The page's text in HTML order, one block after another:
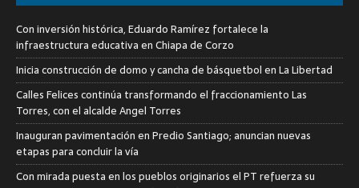
Con inversión histórica, Eduardo Ramírez fortalece la
infraestructura educativa en Chiapa de Corzo
Inicia construcción de domo y cancha de básquetbol en La Libertad
Calles Felices continúa transformando el fraccionamiento Las
Torres, con el alcalde Angel Torres
Inauguran pavimentación en Predio Santiago; anuncian nuevas
etapas para concluir la vía
Con mirada puesta en los pueblos originarios el PT refuerza su